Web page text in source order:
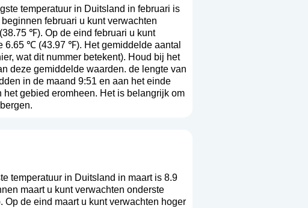
temperatuur in Duitsland in februari is
februari u kunt verwachten
℉). Op de eind februari u kunt
6.65 ℃ (43.97 ℉). Het gemiddelde aantal
wat dit nummer betekent). Houd bij het
deze gemiddelde waarden. de lengte van
in de maand 9:51 en aan het einde
gebied eromheen. Het is belangrijk om
temperatuur in Duitsland in maart is 8.9
maart u kunt verwachten onderste
de eind maart u kunt verwachten hoger